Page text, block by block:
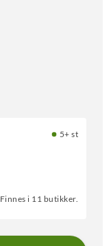
5+ st
Finnes i 11 butikker.